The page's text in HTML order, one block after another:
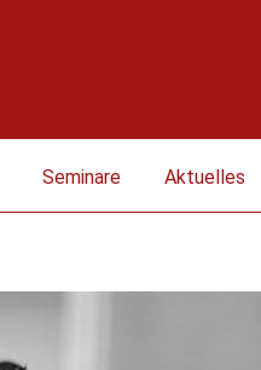
Seminare Aktuelles